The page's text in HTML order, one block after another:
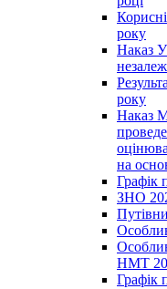
року
Наказ
року
Наказ
на
Графік
ЗНО
НМТ
Графік